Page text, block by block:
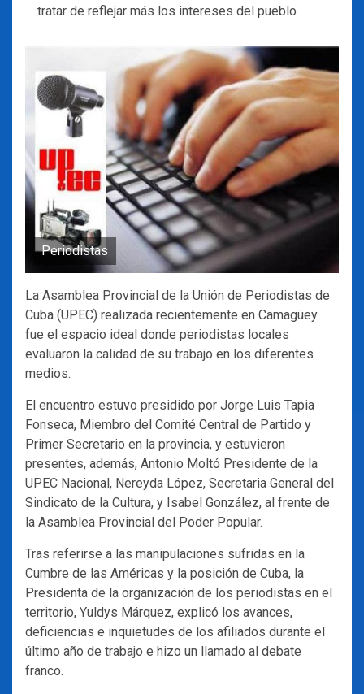
tratar de reflejar más los intereses del pueblo
Periodistas
La Asamblea Provincial de la Unión de Periodistas de
Cuba (UPEC) realizada recientemente en Camagüey
fue el espacio ideal donde periodistas locales
evaluaron la calidad de su trabajo en los diferentes
medios.
El encuentro estuvo presidido por Jorge Luis Tapia
Fonseca, Miembro del Comité Central de Partido y
Primer Secretario en la provincia, y estuvieron
presentes, además, Antonio Moltó Presidente de la
UPEC Nacional, Nereyda López, Secretaria General del
Sindicato de la Cultura, y Isabel González, al frente de
la Asamblea Provincial del Poder Popular.
Tras referirse a las manipulaciones sufridas en la
Cumbre de las Américas y la posición de Cuba, la
Presidenta de la organización de los periodistas en el
territorio, Yuldys Márquez, explicó los avances,
deficiencias e inquietudes de los afiliados durante el
último año de trabajo e hizo un llamado al debate
franco.